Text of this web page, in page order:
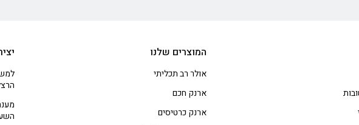
המוצרים שלנו
אולר רב תכליתי
ארנק חכם
ארנק כרטיסים
השעות